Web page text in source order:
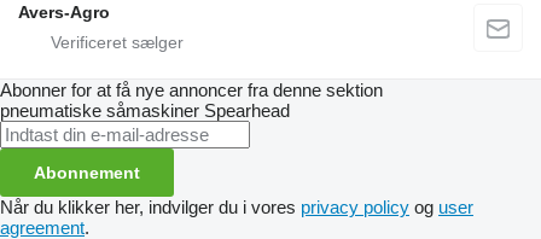
Avers-Agro
Abonner for at få nye annoncer fra denne sektion
pneumatiske såmaskiner Spearhead
Abonnement
Når du klikker her, indvilger du i vores privacy policy og user
agreement.